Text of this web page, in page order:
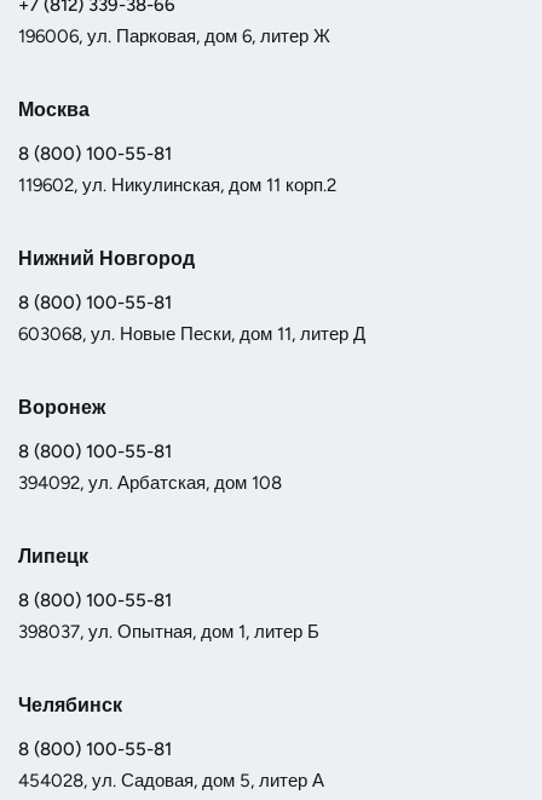
+7 (812) 339-38-66
196006, ул. Парковая, дом 6, литер Ж
Москва
8 (800) 100-55-81
119602, ул. Никулинская, дом 11 корп.2
Нижний Новгород
8 (800) 100-55-81
603068, ул. Новые Пески, дом 11, литер Д
Воронеж
8 (800) 100-55-81
394092, ул. Арбатская, дом 108
Липецк
8 (800) 100-55-81
398037, ул. Опытная, дом 1, литер Б
Челябинск
8 (800) 100-55-81
454028, ул. Садовая, дом 5, литер А